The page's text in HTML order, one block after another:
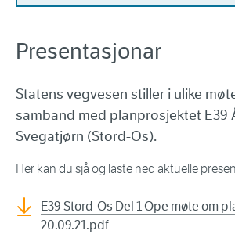
Presentasjonar
Statens vegvesen stiller i ulike
samband med planprosjektet E39
Svegatjørn (Stord-Os).
Her kan du sjå og laste ned aktuelle
E39 Stord-Os Del 1 Ope møte om
20.09.21.pdf